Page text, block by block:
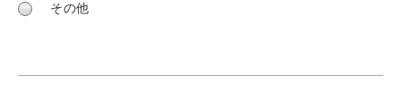
その他